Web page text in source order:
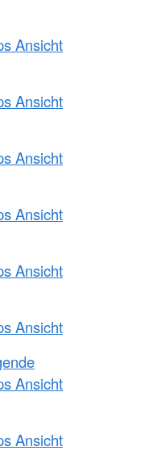
Ansicht
Ansicht
Ansicht
Ansicht
Ansicht
Ansicht
Ansicht
Ansicht